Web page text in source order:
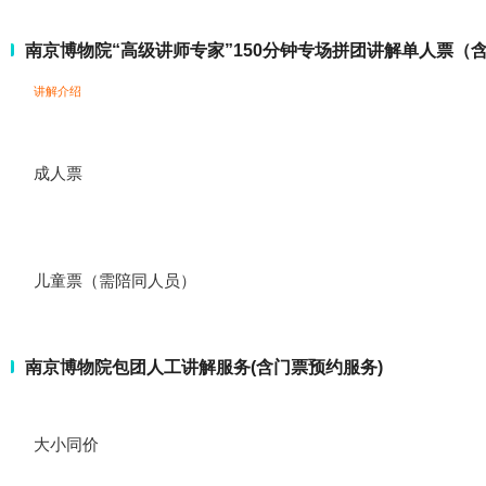
南京博物院“高级讲师专家”150分钟专场拼团讲解单人票（含
讲解介绍
成人票
儿童票（需陪同人员）
南京博物院包团人工讲解服务(含门票预约服务)
大小同价